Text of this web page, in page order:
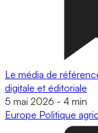
Le média de
digitale et éditoriale
5 mai 2026 - 4 min
Europe Politique